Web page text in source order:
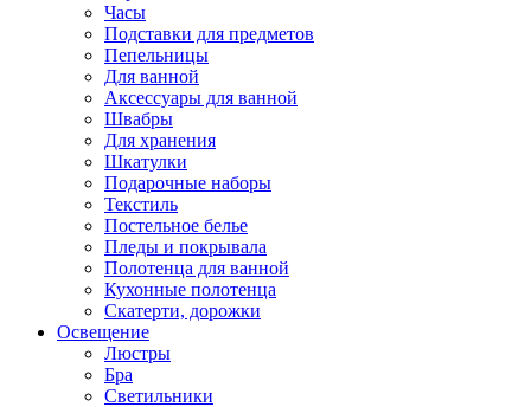
Часы
Подставки для предметов
Пепельницы
Для ванной
Аксессуары для ванной
Швабры
Для хранения
Шкатулки
Подарочные наборы
Текстиль
Постельное белье
Пледы и покрывала
Полотенца для ванной
Кухонные полотенца
Скатерти, дорожки
Освещение
Люстры
Бра
Светильники